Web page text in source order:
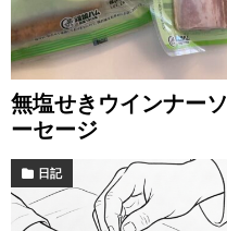
無塩せきウインナーソ
ーセージ
日記